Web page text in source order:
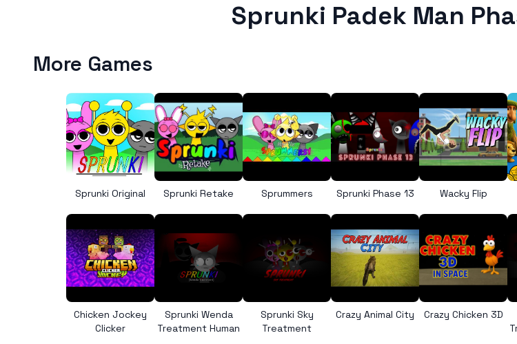
Sprunki Padek Man
More Games
Sprunki Original Sprunki Retake Sprummers Sprunki Phase 13 Wacky Flip
Chicken Jockey
Clicker
Sprunki Wenda
Treatment Human
Sprunki Sky
Treatment
Crazy Animal City Crazy Chicken 3D